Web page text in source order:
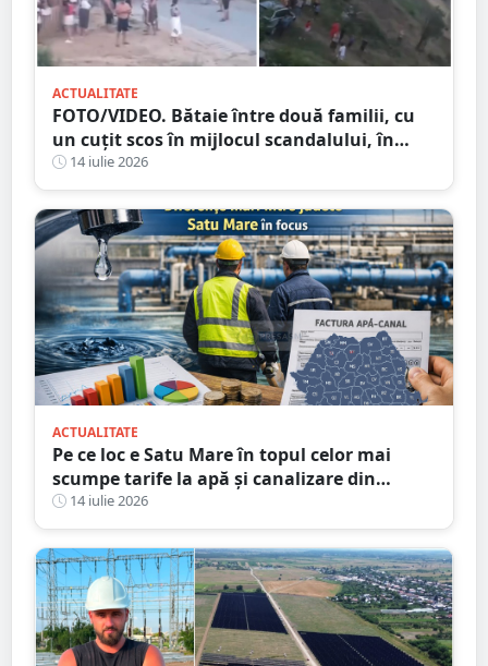
ACTUALITATE
FOTO/VIDEO. Bătaie între două familii, cu
un cuțit scos în mijlocul scandalului, în
Satu Mare. 400 de persoane la fața locului
14 iulie 2026
ACTUALITATE
Pe ce loc e Satu Mare în topul celor mai
scumpe tarife la apă și canalizare din
România
14 iulie 2026